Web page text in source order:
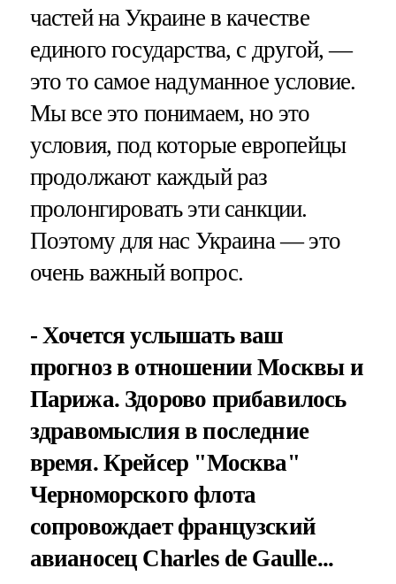
частей на Украине в качестве
единого государства, с другой, —
это то самое надуманное условие.
Мы все это понимаем, но это
условия, под которые европейцы
продолжают каждый раз
пролонгировать эти санкции.
Поэтому для нас Украина — это
очень важный вопрос.
- Хочется услышать ваш
прогноз в отношении Москвы и
Парижа. Здорово прибавилось
здравомыслия в последние
время. Крейсер "Москва"
Черноморского флота
сопровождает французский
авианосец Charles de Gaulle...